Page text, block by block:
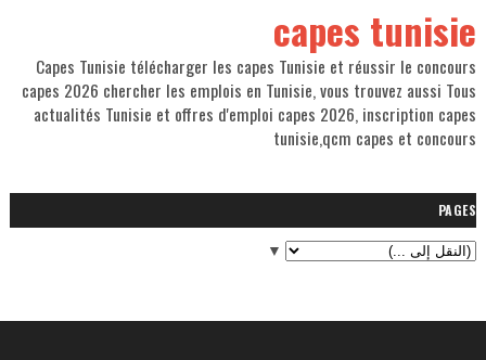
capes tunisie
Capes Tunisie télécharger les capes Tunisie et réussir le concours
capes 2026 chercher les emplois en Tunisie, vous trouvez aussi Tous
actualités Tunisie et offres d'emploi capes 2026, inscription capes
tunisie,qcm capes et concours
PAGES
▼